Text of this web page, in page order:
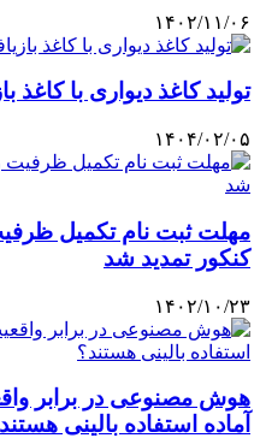
۱۴۰۲/۱۱/۰۶
تولید کاغذ دیواری با کاغذ
۱۴۰۴/۰۲/۰۵
مهلت ثبت نام تکمیل
کنکور تمدید شد
۱۴۰۲/۱۰/۲۳
هوش مصنوعی در برابر
آماده استفاده بالینی